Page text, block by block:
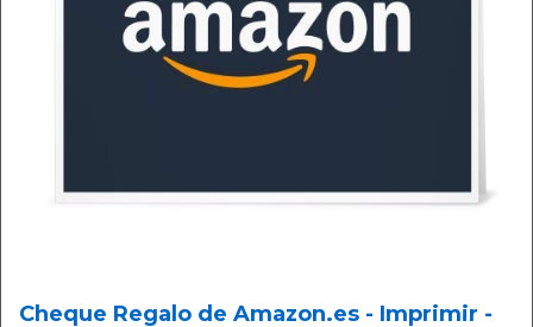
Cheque Regalo de Amazon.es - Imprimir -